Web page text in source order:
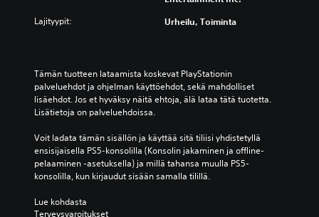
Lajityypit: Urheilu, Toiminta
Tämän tuotteen lataamista koskevat PlayStationin
palveluehdot ja ohjelman käyttöehdot, sekä mahdolliset
lisäehdot. Jos et hyväksy näitä ehtoja, älä lataa tätä tuotetta.
Lisätietoja on palveluehdoissa.
Voit ladata tämän sisällön ja käyttää sitä tiliisi yhdistetyllä
ensisijaisella PS5-konsolilla (Konsolin jakaminen ja offline-
pelaaminen -asetuksella) ja millä tahansa muulla PS5-
konsolilla, kun kirjaudut sisään samalla tilillä.
Lue kohdasta
Terveysvaroitukset